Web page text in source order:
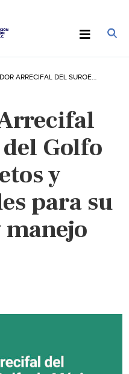
Golfo
y
para su